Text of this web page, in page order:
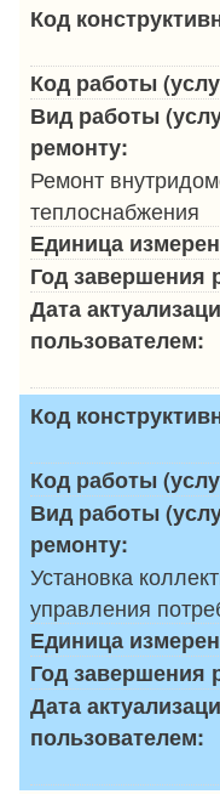
Код
Код работы
Вид работы
ремонту:
Ремонт
теплоснабжения
Единица
Год завершения
Дата
пользователем:
Код
Код работы
Вид работы
ремонту:
Установка
управления
Единица
Год завершения
Дата
пользователем: